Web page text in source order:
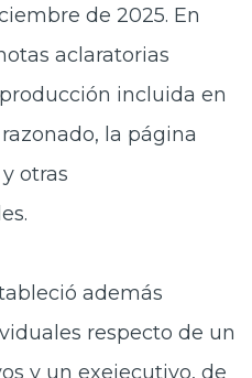
de 2025. En
aclaratorias
incluida en
la página
otras
además
respecto de un
y un exejecutivo, de